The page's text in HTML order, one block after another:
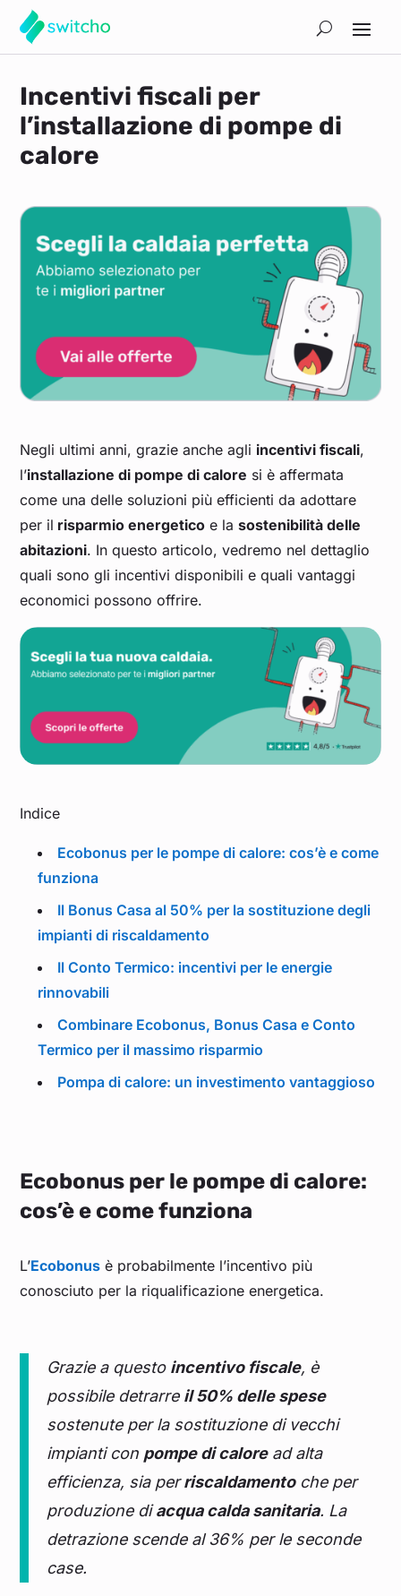
Incentivi fiscali per
l’installazione di pompe di
calore
Negli ultimi anni, grazie anche agli incentivi fiscali,
l’installazione di pompe di calore si è affermata
come una delle soluzioni più efficienti da adottare
per il risparmio energetico e lasostenibilità delle
abitazioni. In questo articolo, vedremo nel dettaglio
quali sono gli incentivi disponibili e quali vantaggi
economici possono offrire.
Indice
Ecobonus per le pompe di calore: cos’è e come
funziona
Il Bonus Casa al 50% per la sostituzione degli
impianti di riscaldamento
Il Conto Termico: incentivi per le energie
rinnovabili
Combinare Ecobonus, Bonus Casa e Conto
Termico per il massimo risparmio
Pompa di calore: un investimento vantaggioso
Ecobonus per le pompe di calore:
cos’è e come funziona
L’Ecobonus è probabilmente l’incentivo più
conosciuto per la riqualificazione energetica.
Grazie a questo incentivo fiscale, è
possibile detrarre il 50% delle spese
sostenute per la sostituzione di vecchi
impianti con pompe di caloread alta
efficienza, sia perriscaldamentoche per
produzione diacqua calda sanitaria. La
detrazione scende al 36% per le seconde
case.